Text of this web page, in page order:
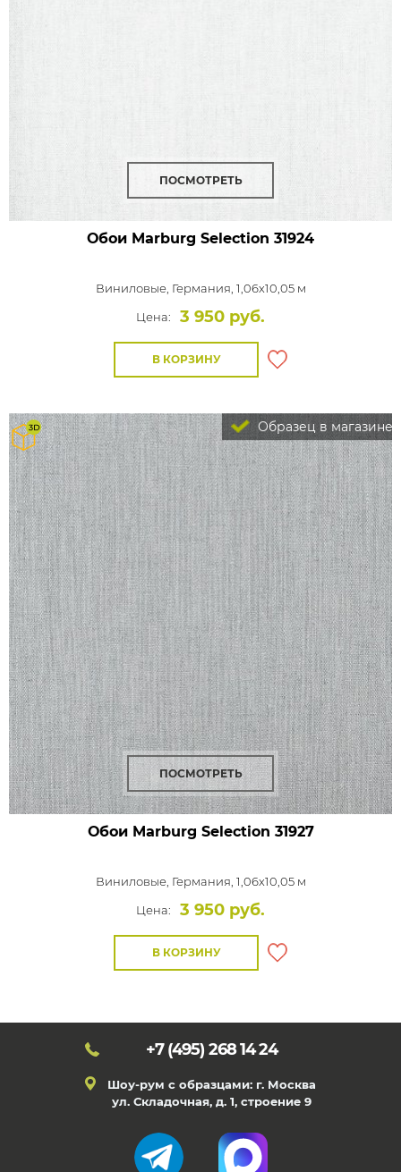
ПОСМОТРЕТЬ
Обои Marburg Selection 31924
Виниловые, Германия, 1,06x10,05 м
Цена:
3 950 руб.
В КОРЗИНУ
Образец в магазине
ПОСМОТРЕТЬ
Обои Marburg Selection 31927
Виниловые, Германия, 1,06x10,05 м
Цена:
3 950 руб.
В КОРЗИНУ
+7 (495) 268 14 24
Шоу-рум с образцами: г. Москва
ул. Складочная, д. 1, строение 9